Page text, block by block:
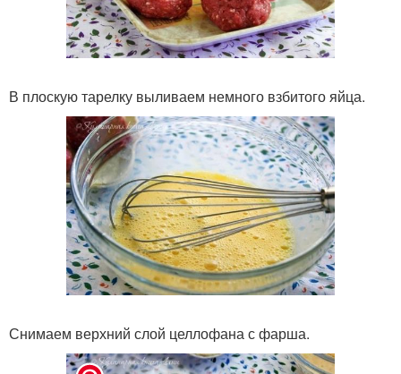
В плоскую тарелку выливаем немного взбитого яйца.
Снимаем верхний слой целлофана с фарша.